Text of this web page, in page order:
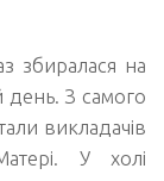
на
день. З самого
викладачів
У холі